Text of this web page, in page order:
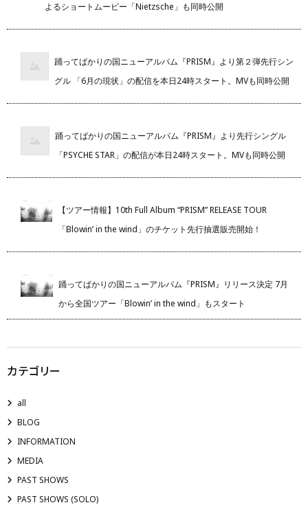
よるショートムービー「Nietzsche」も同時公開
踊ってばかりの国ニューアルバム『PRISM』より第２弾先行シン
グル 「6月の現状」の配信を本日24時スタート。MVも同時公開
踊ってばかりの国ニューアルバム『PRISM』より先行シングル
「PSYCHE STAR」の配信が本日24時スタート。MVも同時公開
【ツアー情報】10th Full Album “PRISM” RELEASE TOUR
「Blowin’ in the wind」のチケット先行抽選販売開始！
踊ってばかりの国ニューアルバム『PRISM』リリース決定 7月
から全国ツアー「Blowin’ in the wind」もスタート
カテゴリー
all
BLOG
INFORMATION
MEDIA
PAST SHOWS
PAST SHOWS (SOLO)